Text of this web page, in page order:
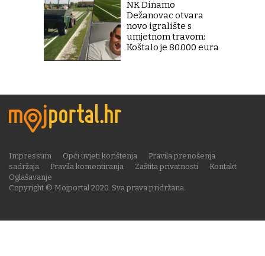
NK Dinamo
Dežanovac otvara
novo igralište s
umjetnom travom:
Koštalo je 80.000 eura
Copyright © Mojportal 2020. Sva prava pridržana.
Impressum Opći uvjeti korištenja
Pravila prenošenja
sadržaja
Pravila komentiranja Zaštita privatnosti
Kontakt
Oglašavanje